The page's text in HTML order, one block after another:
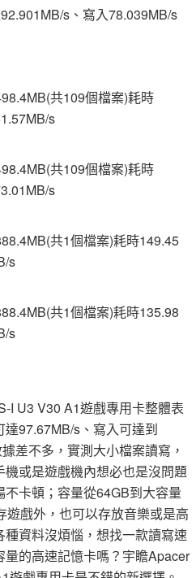
s、寫入78.039MB/s
共109個檔案)耗時
s
共109個檔案)耗時
s
共1個檔案)耗時149.45
s
共1個檔案)耗時135.98
s
I U3 V30 A1遊戲專用卡整體表
97.67MB/s、寫入可達到
差不多，實測大小檔案讀寫，
或是遊戲機內想必也是沒問題
卡頓；容量從64GB到大容量
遊戲外，也可以存放音樂或是高
資料沒煩惱，想找一款讀寫速
的高速記憶卡嗎？宇瞻Apacer